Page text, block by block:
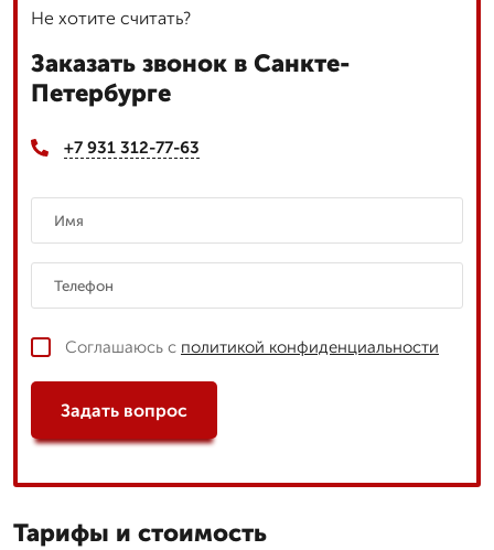
Не хотите считать?
Заказать звонок в Санкте-
Петербурге
+7 931 312-77-63
Соглашаюсь с политикой конфиденциальности
Задать вопрос
Тарифы и стоимость